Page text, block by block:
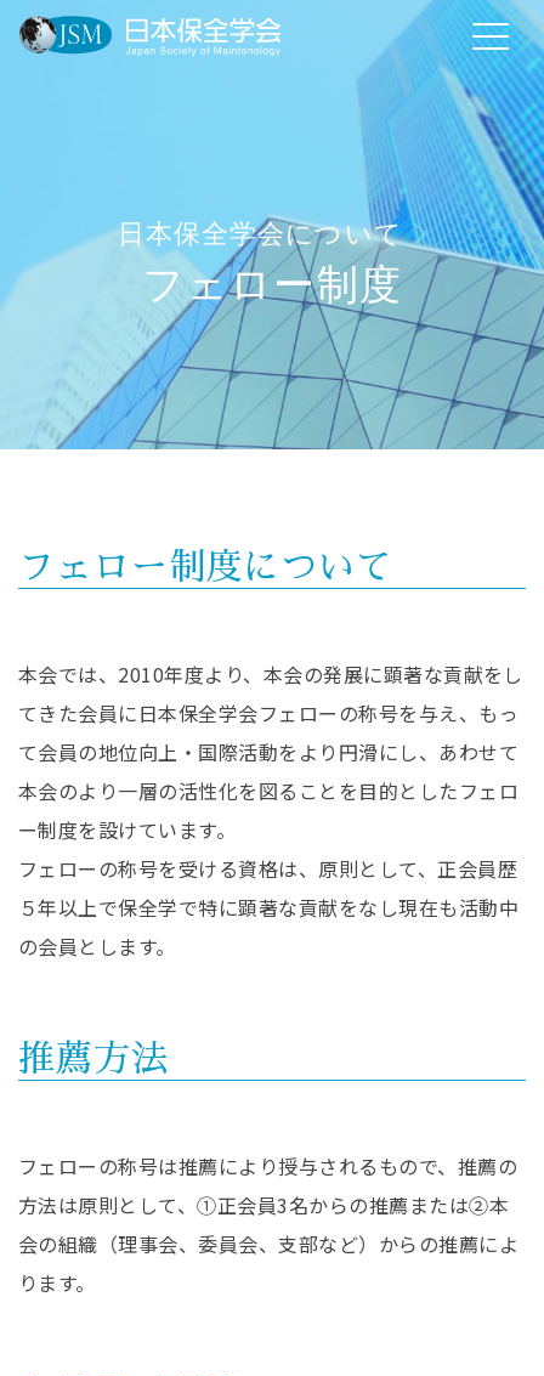
日本保全学会について
フェロー制度
フェロー制度について
本会では、2010年度より、本会の発展に顕著な貢献をし
てきた会員に日本保全学会フェローの称号を与え、もっ
て会員の地位向上・国際活動をより円滑にし、あわせて
本会のより一層の活性化を図ることを目的としたフェロ
ー制度を設けています。
フェローの称号を受ける資格は、原則として、正会員歴
５年以上で保全学で特に顕著な貢献をなし現在も活動中
の会員とします。
推薦方法
フェローの称号は推薦により授与されるもので、推薦の
方法は原則として、①正会員3名からの推薦または②本
会の組織（理事会、委員会、支部など）からの推薦によ
ります。